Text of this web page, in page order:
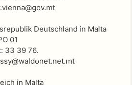
Deutschland in Malta
01
33 39 76.
in Malta